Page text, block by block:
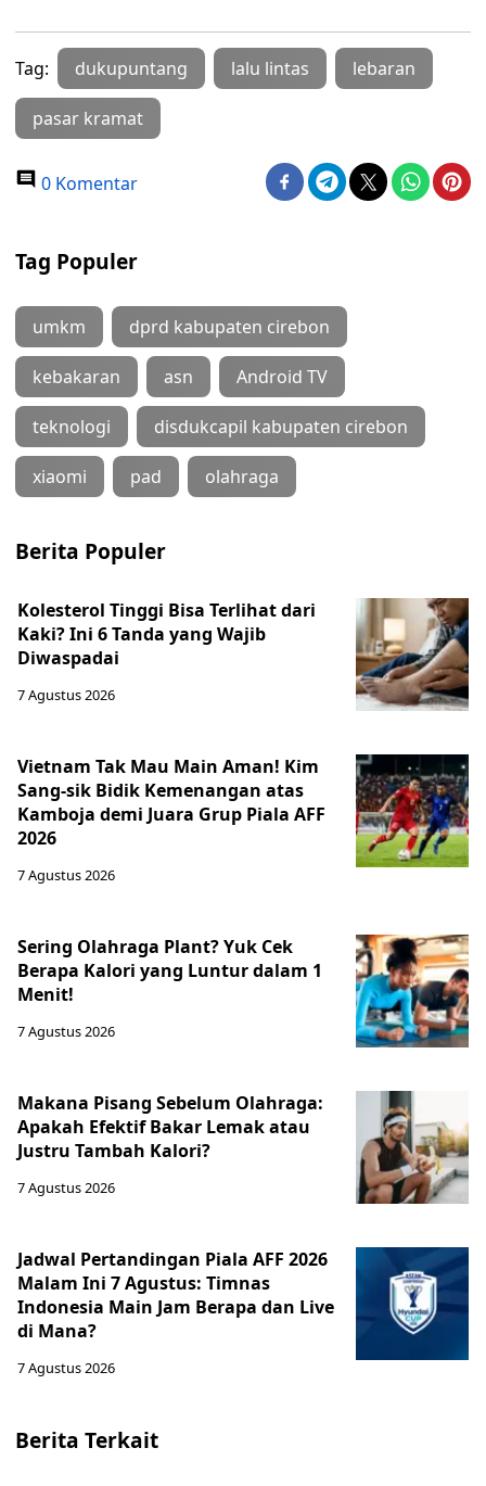
Tag: dukupuntang lalu lintas lebaran
pasar kramat
0 Komentar
Tag Populer
umkm dprd kabupaten cirebon
kebakaran asn Android TV
teknologi disdukcapil kabupaten cirebon
xiaomi pad olahraga
Berita Populer
Kolesterol Tinggi Bisa Terlihat dari
Kaki? Ini 6 Tanda yang Wajib
Diwaspadai
7 Agustus 2026
Vietnam Tak Mau Main Aman! Kim
Sang-sik Bidik Kemenangan atas
Kamboja demi Juara Grup Piala AFF
2026
7 Agustus 2026
Sering Olahraga Plant? Yuk Cek
Berapa Kalori yang Luntur dalam 1
Menit!
7 Agustus 2026
Makana Pisang Sebelum Olahraga:
Apakah Efektif Bakar Lemak atau
Justru Tambah Kalori?
7 Agustus 2026
Jadwal Pertandingan Piala AFF 2026
Malam Ini 7 Agustus: Timnas
Indonesia Main Jam Berapa dan Live
di Mana?
7 Agustus 2026
Berita Terkait